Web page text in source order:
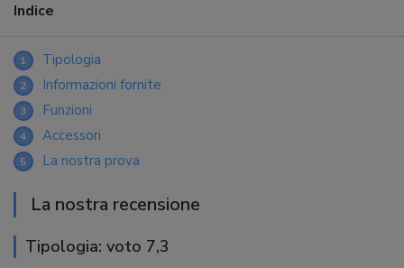
Indice
1 Tipologia
2 Informazioni fornite
3 Funzioni
4 Accessori
5 La nostra prova
La nostra recensione
Tipologia: voto 7,3